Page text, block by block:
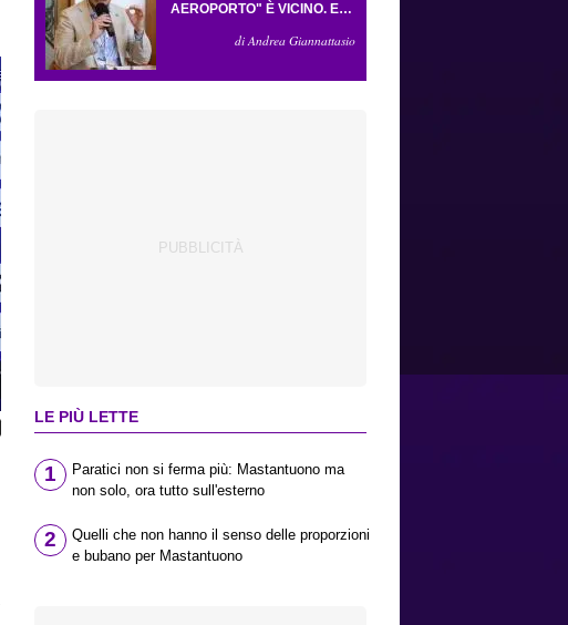
AEROPORTO" È VICINO. E
COSÌ. GUDMUNDSSON HA
di Andrea Giannattasio
LE PIÙ LETTE
1
Paratici non si ferma più: Mastantuono ma
non solo, ora tutto sull'esterno
2
Quelli che non hanno il senso delle proporzioni
e bubano per Mastantuono